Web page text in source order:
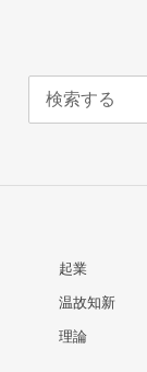
起業
温故知新
理論